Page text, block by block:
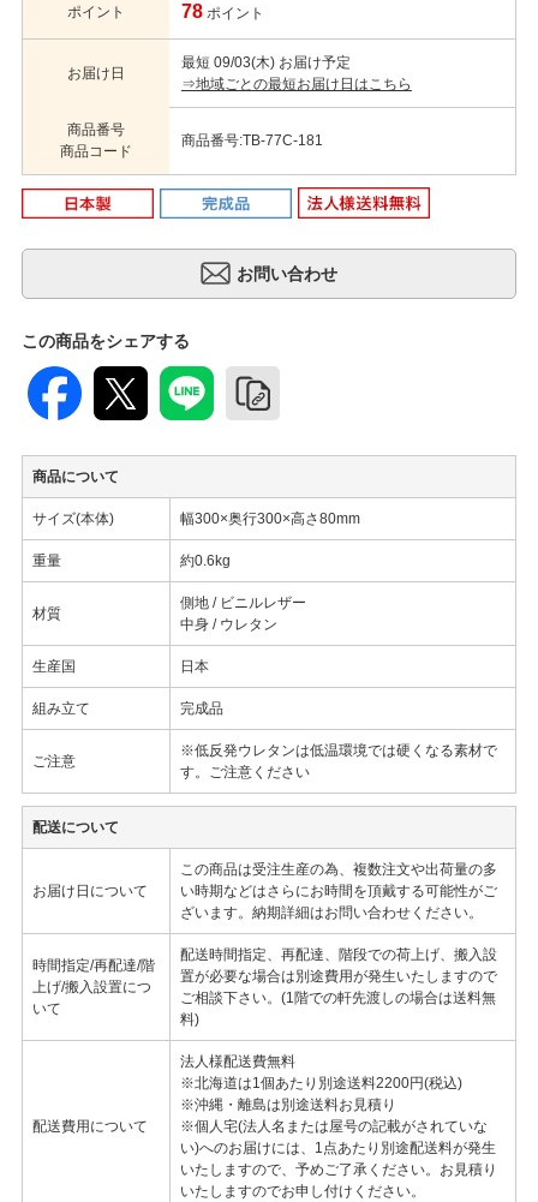
ポイント 78 ポイント
お届け日
最短 09/03(木) お届け予定
⇒地域ごとの最短お届け日はこちら
商品番号
商品コード
商品番号:TB-77C-181
この商品をシェアする
商品について
サイズ(本体) 幅300×奥行300×高さ80mm
重量 約0.6kg
材質
側地 / ビニルレザー
中身 / ウレタン
生産国 日本
組み立て 完成品
ご注意
※低反発ウレタンは低温環境では硬くなる素材で
す。ご注意ください
配送について
お届け日について
この商品は受注生産の為、複数注文や出荷量の多
い時期などはさらにお時間を頂戴する可能性がご
ざいます。納期詳細はお問い合わせください。
時間指定/再配達/階
上げ/搬入設置につ
いて
配送時間指定、再配達、階段での荷上げ、搬入設
置が必要な場合は別途費用が発生いたしますので
ご相談下さい。(1階での軒先渡しの場合は送料無
料)
配送費用について
法人様配送費無料
※北海道は1個あたり別途送料2200円(税込)
※沖縄・離島は別途送料お見積り
※個人宅(法人名または屋号の記載がされていな
い)へのお届けには、1点あたり別途配送料が発生
いたしますので、予めご了承ください。お見積り
いたしますのでお申し付けください。